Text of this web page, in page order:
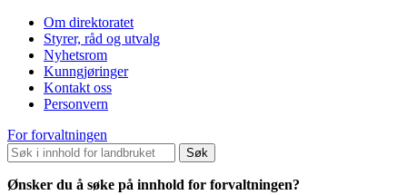
Om direktoratet
Styrer, råd og utvalg
Nyhetsrom
Kunngjøringer
Kontakt oss
Personvern
For forvaltningen
Søk
Ønsker du å søke på innhold for forvaltningen?